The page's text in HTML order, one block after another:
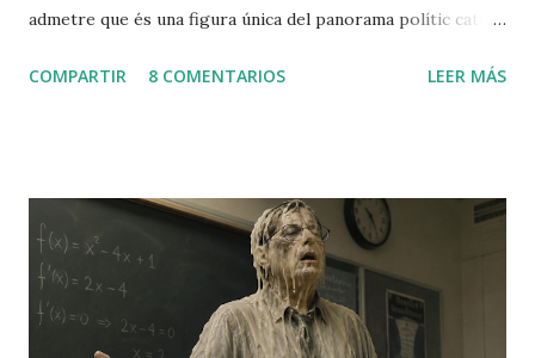
admetre que és una figura única del panorama polític català,
sistema, completament fora del relat oficial que
floritura poètica i per l'adjectiu inesperat. Parla amb un to
seriós molt proper a la ira, com si en qualsevol moment
anés a explotar. Llenguatge duríssim i immisericorde
contra allò que combat: la mesquinesa dels partits i,
especialment, el perill de la pèrdua d'identitat cultural
COMPARTIR 8 COMENTARIOS LEER MÁS